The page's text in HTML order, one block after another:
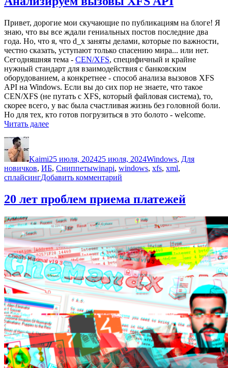
способами
Привет, дорогие мои скучающие по публикациям на блоге! Я
знаю, что вы все ждали гениальных постов последние два
года. Но, что я, что d_x заняты делами, которые по важности,
честно сказать, уступают только спасению мира... или нет.
Сегодняшняя тема - CEN/XFS, специфичный и крайне
нужный стандарт для взаимодействия с банковским
оборудованием, а конкретнее - способ анализа вызовов XFS
API на Windows. Если вы до сих пор не знаете, что такое
CEN/XFS (не путать с XFS, который файловая система), то,
скорее всего, у вас была счастливая жизнь без головной боли.
Но для тех, кто готов погрузиться в это болото - welcome.
Читать далее«Анализируем
Автор
Kaimi25 июля, 202425 июля, 2024Windows, Для
новичков, ИБ, СниппетыМетки
winapi, windows, xfs, xml,
сплайсингДобавить комментарий
вызовы
API
20 лет проблем приема платежей